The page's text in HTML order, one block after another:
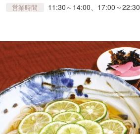
営業時間 11:30～14:00、17:00～22:30